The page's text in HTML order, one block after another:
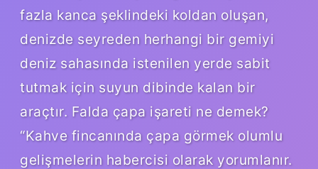
fazla kanca şeklindeki koldan oluşan,
denizde seyreden herhangi bir gemiyi
deniz sahasında istenilen yerde sabit
tutmak için suyun dibinde kalan bir
araçtır. Falda çapa işareti ne demek?
“Kahve fincanında çapa görmek olumlu
gelişmelerin habercisi olarak yorumlanır.